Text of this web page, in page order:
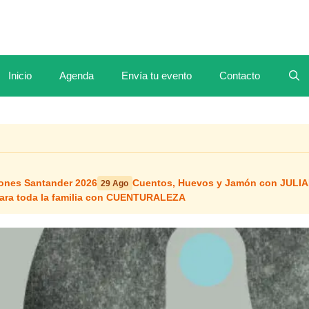
Inicio Agenda Envía tu evento Contacto
Santander 2026 29 Ago Cuentos, Huevos y Jamón con
toda la familia con CUENTURALEZA